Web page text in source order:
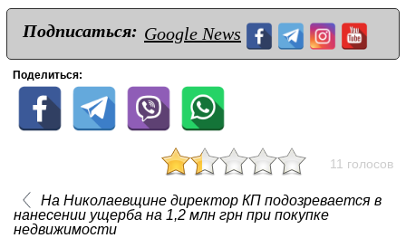
Подписаться: Google News
Поделиться:
11 голосов
На Николаевщине директор КП подозревается в
нанесении ущерба на 1,2 млн грн при покупке
недвижимости